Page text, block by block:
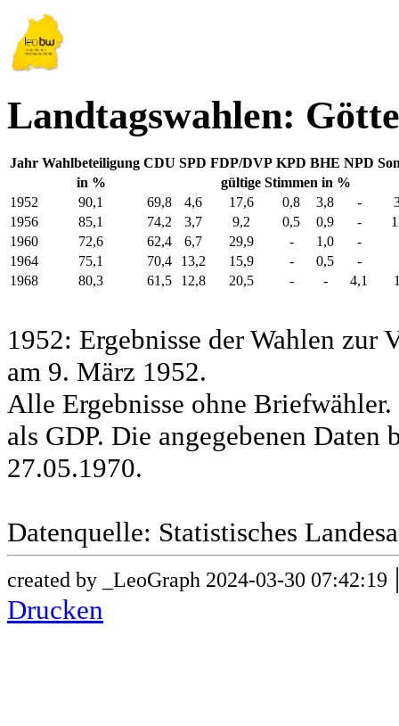
Landtagswahlen:
Jahr Wahlbeteiligung CDU SPD FDP/DVP KPD BHE NPD
in %
gültige Stimmen in %
1952
90,1 69,8 4,6 17,6 0,8 3,8 -
1956
85,1 74,2 3,7 9,2 0,5 0,9 -
1960
72,6 62,4 6,7 29,9 - 1,0
-
1964
75,1 70,4 13,2 15,9 - 0,5
-
1968
80,3 61,5 12,8 20,5 - - 4,1
1952: Ergebnisse der Wahlen zur
am 9. März 1952.
Alle Ergebnisse ohne
als GDP. Die angegebenen
27.05.1970.
Datenquelle: Statistisches
created by _LeoGraph 2024-03-30 07:42:19
Drucken